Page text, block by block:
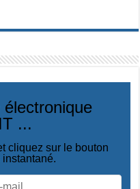
...
cliquez sur le bouton